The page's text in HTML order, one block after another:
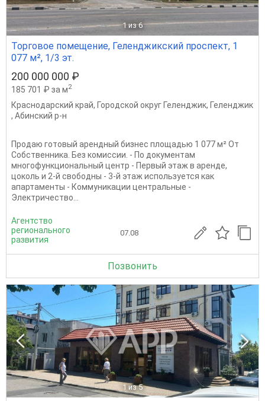
1 из 6
Торговое помещение, Геленджикский проспект, 1
077 м², 1/3 эт.
200 000 000 ₽
185 701 ₽ за м2
Краснодарский край, Городской округ Геленджик, Геленджик
, Абинский р-н
Продаю готовый арендный бизнес площадью 1 077 м² От
Собственника. Без комиссии. - По документам
многофункциональный центр - Первый этаж в аренде,
цоколь и 2-й свободны - 3-й этаж используется как
апартаменты - Коммуникации центральные -
Электричество...
Агентство
регионального
развития
07.08
Позвонить
1 из 5